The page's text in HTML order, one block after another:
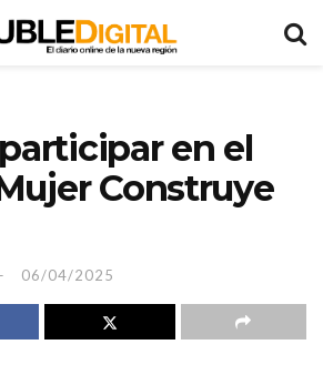
en el
Construye
06/04/2025